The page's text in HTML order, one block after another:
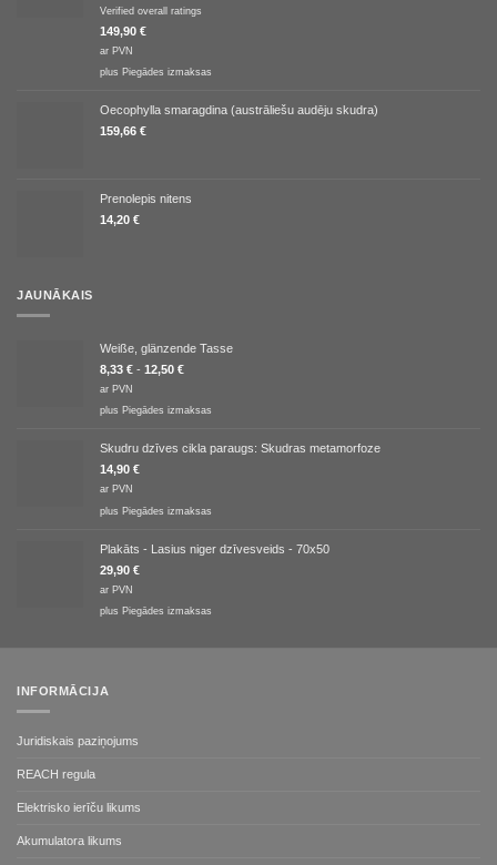
Novērtēts
ar5.00
5
Verified overall ratings
149,90 €
ar PVN
plus Piegādes izmaksas
Oecophylla smaragdina (austrāliešu audēju skudra)
159,66 €
Prenolepis nitens
14,20 €
JAUNĀKAIS
Weiße, glänzende Tasse
8,33 € - 12,50 €
ar PVN
plus Piegādes izmaksas
Skudru dzīves cikla paraugs: Skudras metamorfoze
14,90 €
ar PVN
plus Piegādes izmaksas
Plakāts - Lasius niger dzīvesveids - 70x50
29,90 €
ar PVN
plus Piegādes izmaksas
INFORMĀCIJA
Juridiskais paziņojums
REACH regula
Elektrisko ierīču likums
Akumulatora likums